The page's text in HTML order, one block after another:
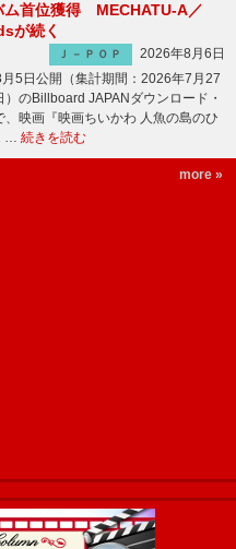
ム首位獲得 MECHATU-A／
が続く
Ｊ－ＰＯＰ
2026年8月6日
5日公開（集計期間：2026年7月27
）のBillboard JAPANダウンロード・
映画『映画ちいかわ 人魚の島のひ
… 続きを読む
more »